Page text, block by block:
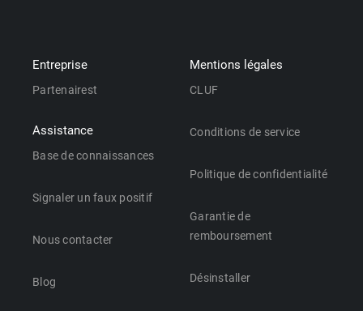
Entreprise
Partenairest
Assistance
Base de connaissances
Signaler un faux positif
Nous contacter
Blog
Mentions légales
CLUF
Conditions de service
Politique de confidentialité
Garantie de
remboursement
Désinstaller